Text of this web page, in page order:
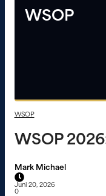
WSOP
WSOP
WSOP
Mark Michael
Juni 20, 2026
0